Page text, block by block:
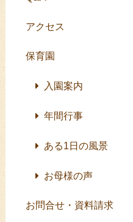
アクセス
保育園
入園案内
年間行事
ある1日の風景
お母様の声
お問合せ・資料請求